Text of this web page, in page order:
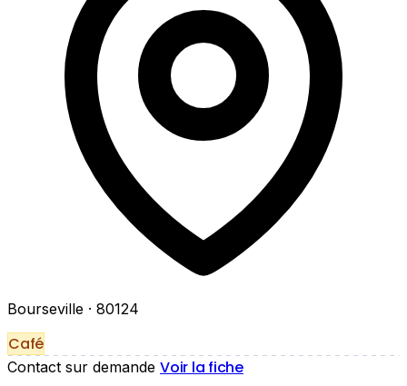
Bourseville · 80124
Café
Contact sur demande Voir la fiche